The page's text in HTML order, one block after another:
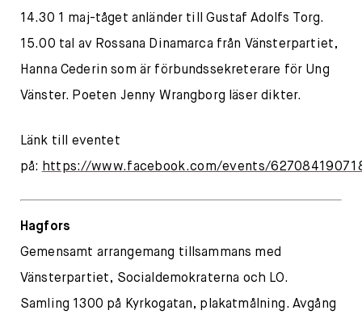
14.30 1 maj-tåget anländer till Gustaf Adolfs Torg.
15.00 tal av Rossana Dinamarca från Vänsterpartiet,
Hanna Cederin som är förbundssekreterare för Ung
Vänster. Poeten Jenny Wrangborg läser dikter.
Länk till eventet
på: https://www.facebook.com/events/
Hagfors
Gemensamt arrangemang tillsammans med
Vänsterpartiet, Socialdemokraterna och LO.
Samling 1300 på Kyrkogatan, plakatmålning. Avgång